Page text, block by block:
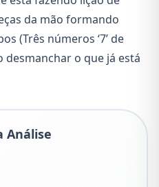
da mão formando
(Três números ‘7’ de
o que já está
Análise